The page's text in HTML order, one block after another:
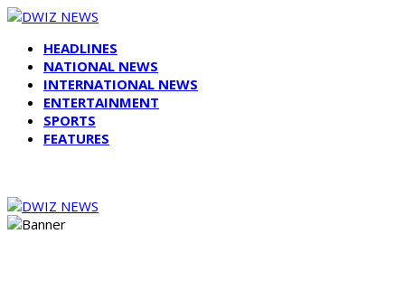
HEADLINES
NATIONAL NEWS
INTERNATIONAL NEWS
ENTERTAINMENT
SPORTS
FEATURES